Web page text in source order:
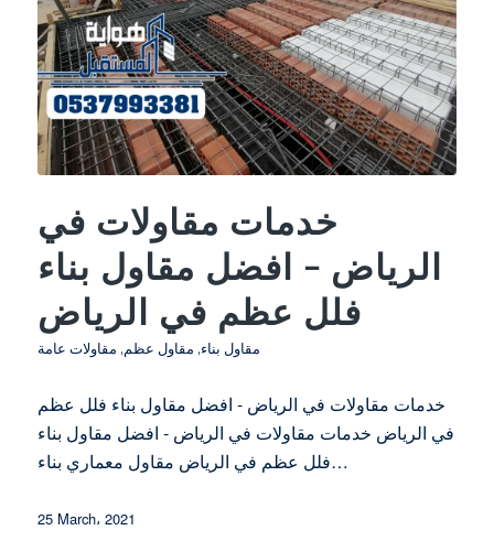
خدمات مقاولات في
الرياض – افضل مقاول بناء
فلل عظم في الرياض
مقاول بناء, مقاول عظم, مقاولات عامة
خدمات مقاولات في الرياض - افضل مقاول بناء فلل عظم
في الرياض خدمات مقاولات في الرياض - افضل مقاول بناء
فلل عظم في الرياض مقاول معماري بناء…
25 March، 2021